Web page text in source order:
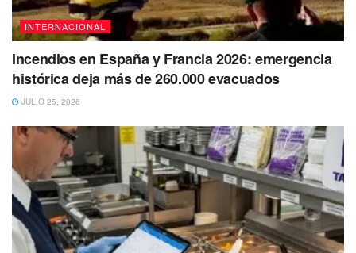
sociales cuánto extrañaba a Isiah.
“Ojalá el cielo tuviera horas de visita porque
Isiah, te extraño sin falta un día”, dijo su
madre Shatia en una publicación del 3 de
julio en Facebook. “Te extraño tanto que lo
decirte que te amo solo para olerte más
tiempo qué es la vida sin ti”.
Los padres de Isiah enfrentan entre 20 y 40 años de
prisión y una multa de 10 mil dólares en relación con los
cargos por negligencia grave.También han sido
INTERNACIONAL
Incendios en España y Francia 2026: emergencia
histórica deja más de 260.000 evacuados
JULIO 25, 2026